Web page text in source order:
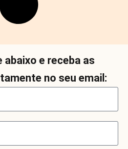
abaixo e receba as
no seu email: